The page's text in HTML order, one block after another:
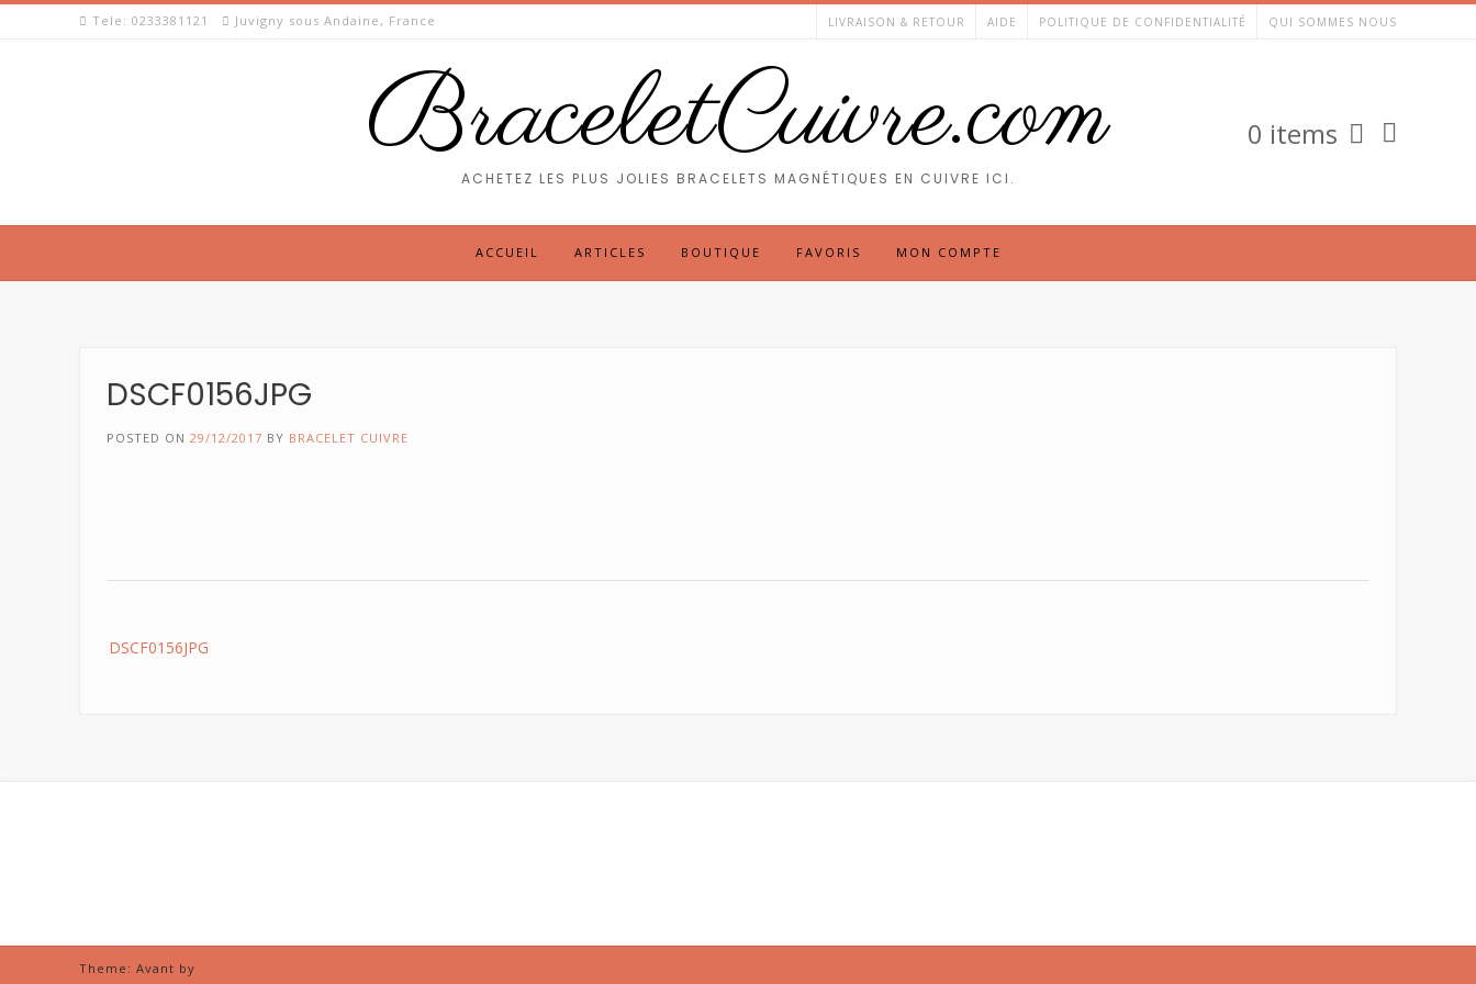
Skip
Tele: 0233381121 Juvigny sous Andaine, France LIVRAISON & RETOUR AIDE POLITIQUE DE CONFIDENTIALITÉ QUI SOMMES NOUS
BraceletCuivre.com
ACHETEZ LES PLUS JOLIES BRACELETS MAGNÉTIQUES EN CUIVRE ICI.
0 items
ACCUEIL ARTICLES BOUTIQUE FAVORIS MON COMPTE
DSCF0156JPG
POSTED ON 29/12/2017 BY BRACELET CUIVRE
navigation
DSCF0156JPG
Theme: Avant by